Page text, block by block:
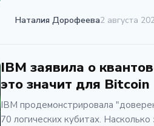
Наталия Дорофеева2 августа
IBM заявила о
это значит для Bitcoin
IBM продемонстрировала
70 логических кубитах.